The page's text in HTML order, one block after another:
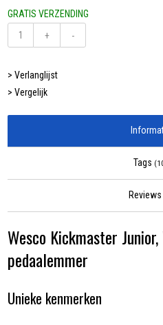
GRATIS VERZENDING
+
-
> Verlanglijst
> Vergelijk
Tags
Reviews
Wesco Kickmaster
pedaalemmer
Unieke kenmerken